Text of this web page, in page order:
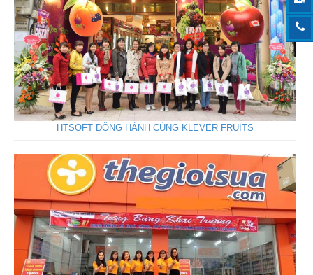
HTSOFT ĐỒNG HÀNH CÙNG KLEVER FRUITS